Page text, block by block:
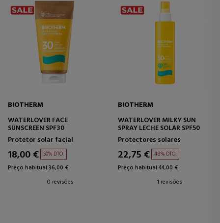
BIOTHERM
WATERLOVER FACE
SUNSCREEN SPF30
Protetor solar facial
18,00 € 50% DTO.
Preço habitual 36,00 €
0 revisões
BIOTHERM
WATERLOVER MILKY SUN
SPRAY LECHE SOLAR SPF50
Protectores solares
22,75 € 48% DTO.
Preço habitual 44,00 €
1 revisões